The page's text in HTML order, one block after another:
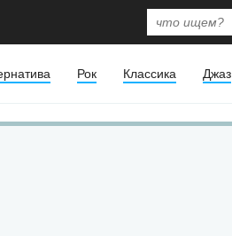
Рок Классика Джаз